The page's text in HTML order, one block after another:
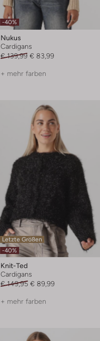
-40%
Nukus
Cardigans
€ 139,99 € 83,99
+ mehr farben
Letzte Größen
-40%
Knit-Ted
Cardigans
€ 149,95 € 89,99
+ mehr farben